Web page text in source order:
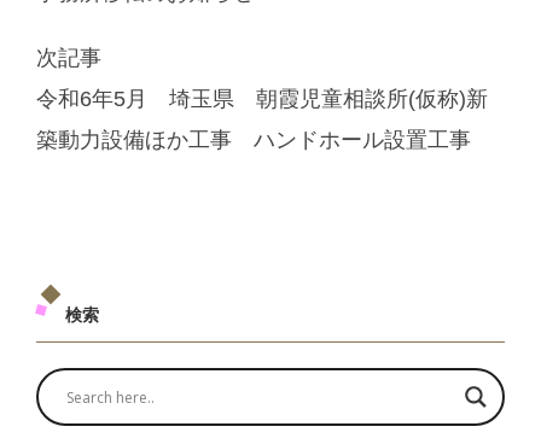
次記事
令和6年5月 埼玉県 朝霞児童相談所(仮称)新
築動力設備ほか工事 ハンドホール設置工事
検索